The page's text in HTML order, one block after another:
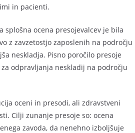
in pacienti.
splošna ocena presojevalcev je bila
z zavzetostjo zaposlenih na področju
neskladja. Pisno poročilo presoje
odpravljanja neskladij na področju
oceni in presodi, ali zdravstveni
Cilji zunanje presoje so: ocena
zavoda, da nenehno izboljšuje